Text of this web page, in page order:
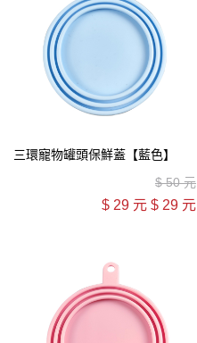
三環寵物罐頭保鮮蓋【藍色】
$50 元
$ 29 元 $ 29 元